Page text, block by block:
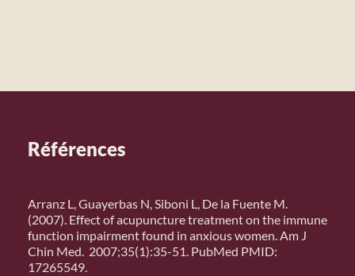
Références
Arranz L, Guayerbas N, Siboni L, De la Fuente M.
(2007). Effect of acupuncture treatment on the immune
function impairment found in anxious women. Am J
Chin Med. 2007;35(1):35-51. PubMed PMID:
17265549.